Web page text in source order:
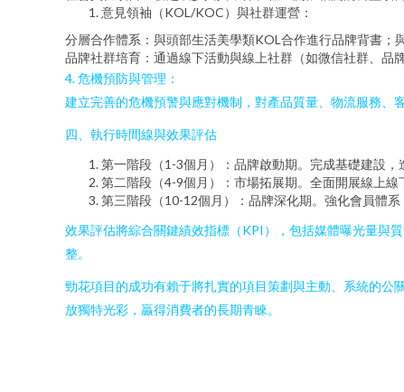
意見領袖（KOL/KOC）與社群運營：
分層合作體系：與頭部生活美學類KOL合作進行品牌背書；
品牌社群培育：通過線下活動與線上社群（如微信社群、品
4. 危機預防與管理：
建立完善的危機預警與應對機制，對產品質量、物流服務、
四、執行時間線與效果評估
第一階段（1-3個月）：品牌啟動期。完成基礎建設，
第二階段（4-9個月）：市場拓展期。全面開展線上線
第三階段（10-12個月）：品牌深化期。強化會員體
效果評估將綜合關鍵績效指標（KPI），包括媒體曝光量與
整。
勁花項目的成功有賴于將扎實的項目策劃與主動、系統的
放獨特光彩，贏得消費者的長期青睞。